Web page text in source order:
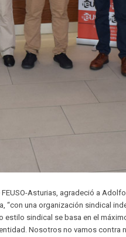
Asturias, agradeció a
“con una organización sindical
estilo sindical se basa en el
Nosotros no vamos contra